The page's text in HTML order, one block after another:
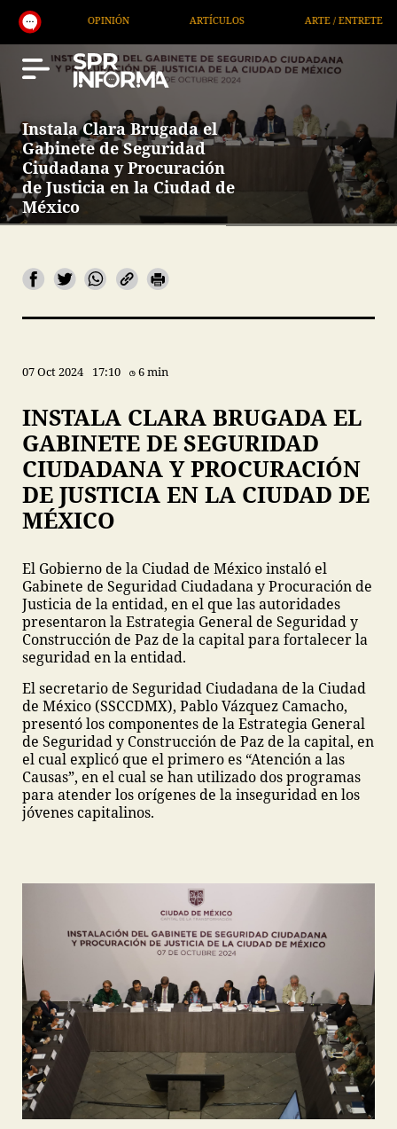
ARTÍCULOS ARTE / ENTRETENIMIENTO ECONOMÍA /
Instala Clara Brugada el
Gabinete de Seguridad
Ciudadana y Procuración
de Justicia en la Ciudad de
México
07 Oct 2024 17:10 6 min
INSTALA CLARA BRUGADA EL
GABINETE DE SEGURIDAD
CIUDADANA Y PROCURACIÓN
DE JUSTICIA EN LA CIUDAD DE
MÉXICO
El Gobierno de la Ciudad de México instaló el
Gabinete de Seguridad Ciudadana y Procuración de
Justicia de la entidad, en el que las autoridades
presentaron la Estrategia General de Seguridad y
Construcción de Paz de la capital para fortalecer la
seguridad en la entidad.
El secretario de Seguridad Ciudadana de la Ciudad
de México (SSCCDMX), Pablo Vázquez Camacho,
presentó los componentes de la Estrategia General
de Seguridad y Construcción de Paz de la capital, en
el cual explicó que el primero es “Atención a las
Causas”, en el cual se han utilizado dos programas
para atender los orígenes de la inseguridad en los
jóvenes capitalinos.